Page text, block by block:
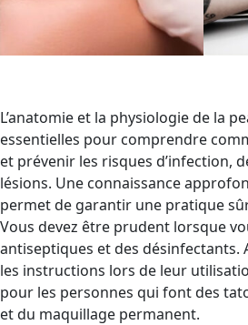
L’anatomie et la physiologie de la
essentielles pour comprendre
et prévenir les risques d’infection,
lésions. Une connaissance
permet de garantir une pratique
Vous devez être prudent lorsque
antiseptiques et des désinfectants.
les instructions lors de leur
pour les personnes qui font des
et du maquillage permanent.